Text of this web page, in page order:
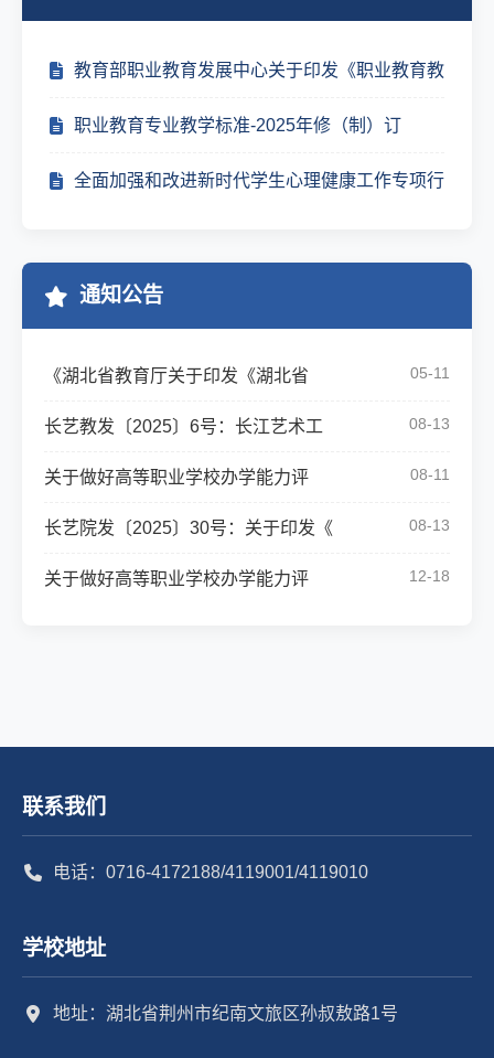
教育部职业教育发展中心关于印发《职业教育教
职业教育专业教学标准-2025年修（制）订
全面加强和改进新时代学生心理健康工作专项行
通知公告
《湖北省教育厅关于印发《湖北省 05-11
长艺教发〔2025〕6号：长江艺术工 08-13
关于做好高等职业学校办学能力评 08-11
长艺院发〔2025〕30号：关于印发《 08-13
关于做好高等职业学校办学能力评 12-18
联系我们
电话：0716-4172188/4119001/4119010
学校地址
地址：湖北省荆州市纪南文旅区孙叔敖路1号